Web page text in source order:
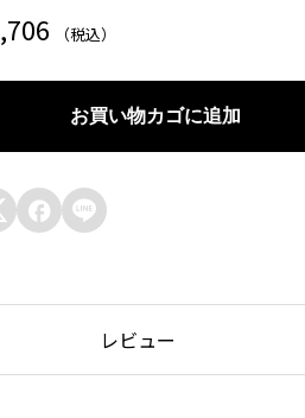
こ
（税込）
お買い物カゴに追加
 
レビュー